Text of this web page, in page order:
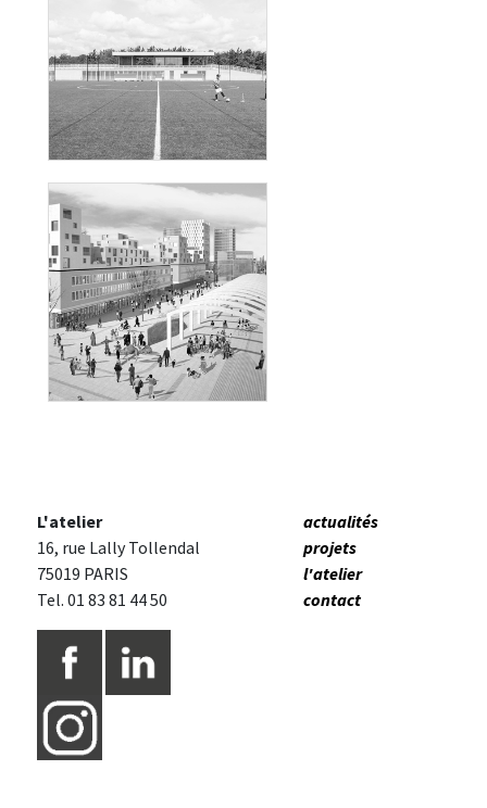
CONSTRUCTION D'UNE TRIBUNE
DE FOOTBALL AU SEIN DU PARC
SPORTIF ET SCOLAIRE_LE
BOURGET
PIÈCES URBAINES
L'atelier
16, rue Lally Tollendal
75019 PARIS
Tel. 01 83 81 44 50
actualités
projets
l'atelier
contact